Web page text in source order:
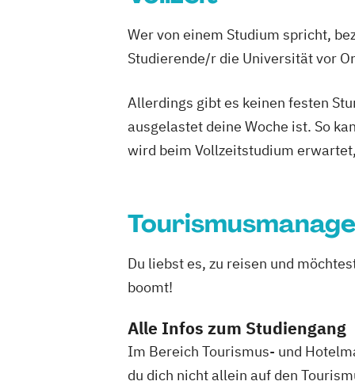
Wer von einem Studium spricht,
Studierende/r die Universität vor
Allerdings gibt es keinen festen
ausgelastet deine Woche ist. So
wird beim Vollzeitstudium
Du liebst es, zu reisen und
boomt!
Alle Infos zum Studiengang
Im Bereich Tourismus- und
du dich nicht allein auf den